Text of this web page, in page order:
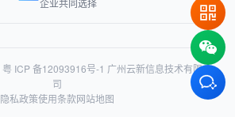
企业共同选择
粤 ICP 备12093916号-1 广州云新信息技术有限公
司
隐私政策使用条款网站地图